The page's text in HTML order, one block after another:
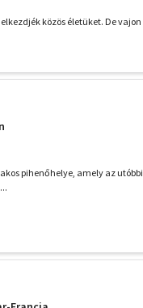
közös életüket. De vajon
pihenőhelye, amely az utóbbi